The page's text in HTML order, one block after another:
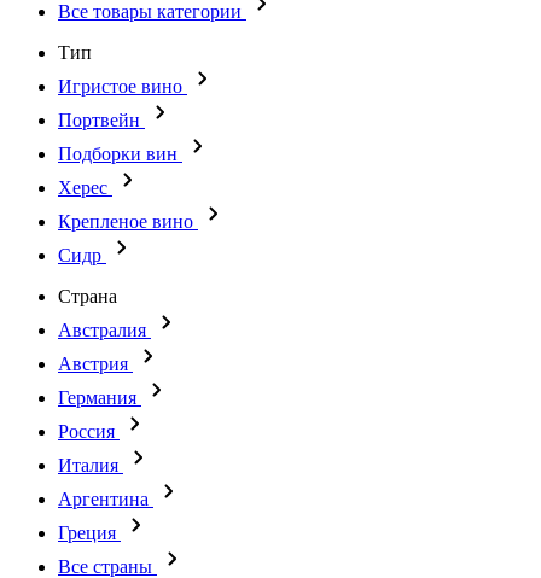
Все товары категории
Тип
Игристое вино
Портвейн
Подборки вин
Херес
Крепленое вино
Сидр
Страна
Австралия
Австрия
Германия
Россия
Италия
Аргентина
Греция
Все страны